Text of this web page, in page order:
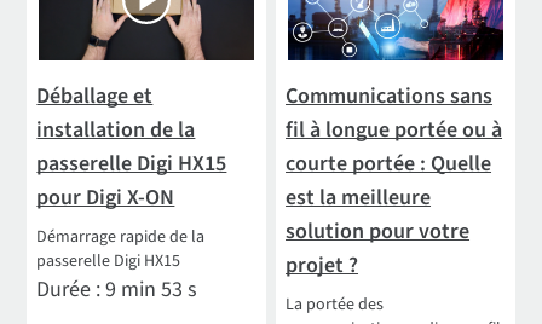
Déballage et
installation de la
passerelle Digi HX15
pour Digi X-ON
Démarrage rapide de la
passerelle Digi HX15
Durée : 9 min 53 s
Communications sans
fil à longue portée ou à
courte portée : Quelle
est la meilleure
solution pour votre
projet ?
La portée des